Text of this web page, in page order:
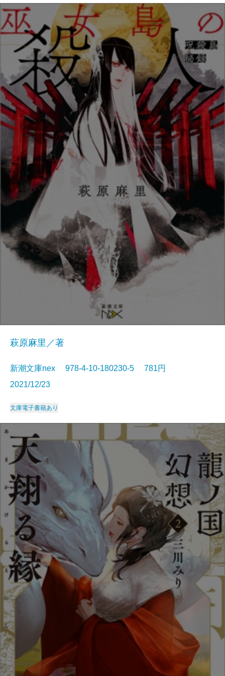
萩原麻里／著
新潮文庫nex 978-4-10-180230-5 781円
2021/12/23
文庫電子書籍あり